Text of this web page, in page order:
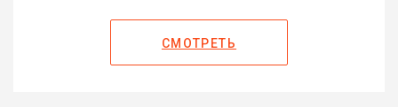
СМОТРЕТЬ